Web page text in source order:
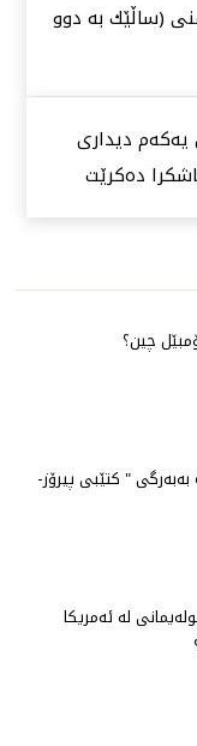
(ساڵێك بە دوو
یەكەم دیداری
دەكرێت
چین؟
" كتێبی پیرۆز-
لە ئەمریكا